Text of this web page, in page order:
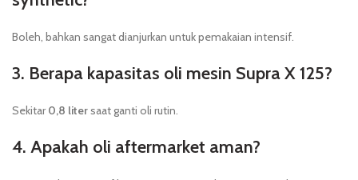
Boleh, bahkan sangat dianjurkan untuk pemakaian intensif.
3. Berapa kapasitas oli mesin Supra X 125?
Sekitar0,8 litersaat ganti oli rutin.
4. Apakah oli aftermarket aman?